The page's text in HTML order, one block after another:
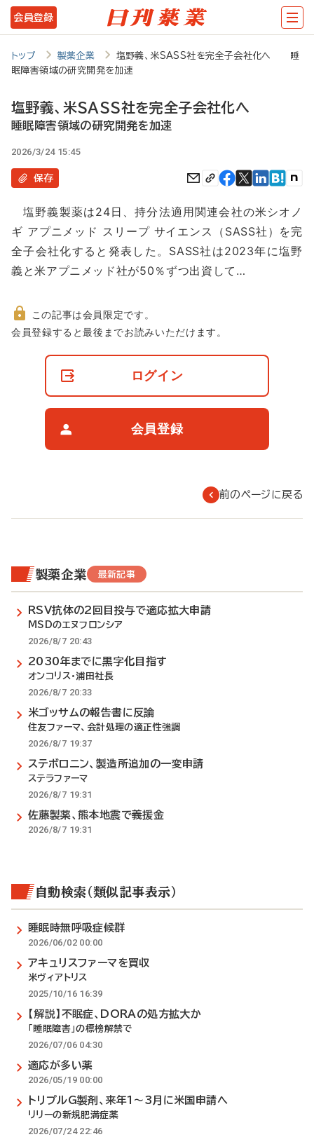
メ
イ
テ
ツ
に
動
会員登録
トップ 製薬企業
塩野義、米SASS社を完全子会社化へ 睡
眠障害領域の研究開発を加速
塩野義、米SASS社を完全子会社化へ
睡眠障害領域の研究開発を加速
2026/3/24 15:45
保存
塩野義製薬は24日、持分法適用関連会社の米シオノ
ギ アプニメッド スリープ サイエンス（SASS社）を完
全子会社化すると発表した。SASS社は2023年に塩野
義と米アプニメッド社が50％ずつ出資して…
非
この記事は会員限定です。
会員登録すると最後までお読みいただけます。
ログイン
会員登録
前のページに戻る
製薬企業 最新記事
RSV抗体の2回目投与で適応拡大申請
MSDのエヌフロンシア
2026/8/7 20:43
2030年までに黒字化目指す
オンコリス・浦田社長
2026/8/7 20:33
米ゴッサムの報告書に反論
住友ファーマ、会計処理の適正性強調
2026/8/7 19:37
ステボロニン、製造所追加の一変申請
ステラファーマ
2026/8/7 19:31
佐藤製薬、熊本地震で義援金
2026/8/7 19:31
自動検索（類似記事表示）
睡眠時無呼吸症候群
2026/06/02 00:00
アキュリスファーマを買収
米ヴィアトリス
2025/10/16 16:39
【解説】不眠症、DORAの処方拡大か
「睡眠障害」の標榜解禁で
2026/07/06 04:30
適応が多い薬
2026/05/19 00:00
トリプルG製剤、来年1～3月に米国申請へ
リリーの新規肥満症薬
2026/07/24 22:46